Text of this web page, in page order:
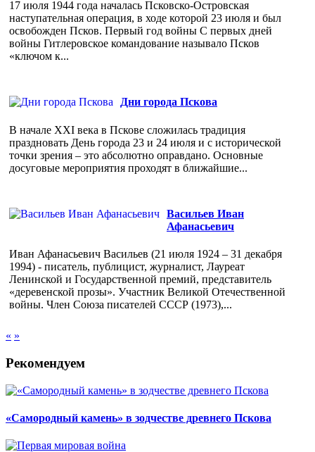
17 июля 1944 года началась Псковско-Островская
наступательная операция, в ходе которой 23 июля и был
освобожден Псков. Первый год войны С первых дней
войны Гитлеровское командование называло Псков
«ключом к...
Дни города Пскова
В начале XXI века в Пскове сложилась традиция
праздновать День города 23 и 24 июля и с исторической
точки зрения – это абсолютно оправдано. Основные
досуговые мероприятия проходят в ближайшие...
Васильев Иван
Афанасьевич
Иван Афанасьевич Васильев (21 июля 1924 – 31 декабря
1994) - писатель, публицист, журналист, Лауреат
Ленинской и Государственной премий, представитель
«деревенской прозы». Участник Великой Отечественной
войны. Член Союза писателей СССР (1973),...
« »
Рекомендуем
«Самородный камень» в зодчестве древнего Пскова